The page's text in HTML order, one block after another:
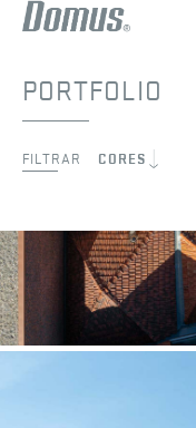
PORTFOLIO
FILTRAR CORES